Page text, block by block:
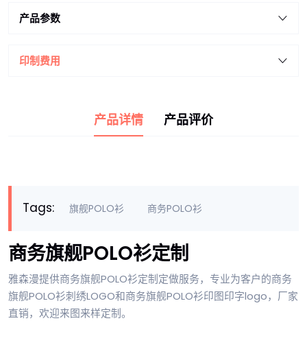
产品参数
印制费用
产品详情 产品评价
Tags: 旗舰POLO衫 商务POLO衫
商务旗舰POLO衫定制
雅森漫提供商务旗舰POLO衫定制定做服务，专业为客户的商务
旗舰POLO衫刺绣LOGO和商务旗舰POLO衫印图印字logo，厂家
直销，欢迎来图来样定制。